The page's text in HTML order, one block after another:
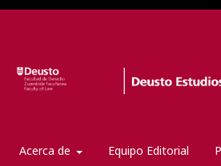
Acerca de Equipo Editorial